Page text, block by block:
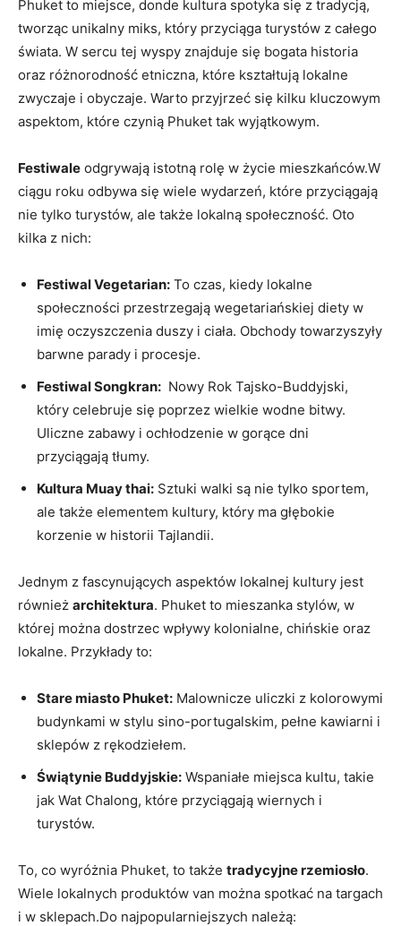
Phuket to miejsce, donde kultura⁣ spotyka się z ‍tradycją,
tworząc unikalny‍ miks, który przyciąga turystów ⁣z całego
świata. W​ sercu tej wyspy znajduje⁤ się ‌bogata‍ historia
oraz różnorodność etniczna, które kształtują lokalne
⁤zwyczaje i obyczaje.⁤ Warto przyjrzeć⁣ się kilku kluczowym
aspektom, które ‍czynią Phuket tak wyjątkowym.
Festiwale ‌odgrywają istotną rolę w życie mieszkańców.W
⁣ciągu⁢ roku odbywa ⁢się wiele wydarzeń, które ⁤przyciągają
⁣nie ⁣tylko ‍turystów, ⁢ale⁢ także lokalną społeczność. Oto
kilka z nich:
Festiwal Vegetarian: To czas, kiedy⁤ lokalne
społeczności ​przestrzegają‍ wegetariańskiej diety w
imię oczyszczenia duszy ⁣i ciała. Obchody towarzyszyły
barwne parady‍ i ‍procesje.
Festiwal Songkran: ⁣ Nowy Rok Tajsko-Buddyjski,
który‌ celebruje‌ się poprzez⁢ wielkie​ wodne bitwy.
Uliczne‌ zabawy i ochłodzenie w gorące ​dni‌
przyciągają tłumy.
Kultura Muay thai: Sztuki walki są​ nie⁣ tylko sportem,
ale także‍ elementem kultury, który ma głębokie
korzenie w historii Tajlandii.
Jednym z fascynujących ⁣aspektów⁤ lokalnej kultury ⁤jest
również architektura. Phuket ⁤to‌ mieszanka ​stylów, ‍w
której można ⁢dostrzec ‍wpływy ⁤kolonialne, chińskie oraz
‍lokalne. Przykłady ⁣to:
Stare miasto Phuket: Malownicze⁤ uliczki z kolorowymi
budynkami w ⁤stylu sino-portugalskim, pełne ‌kawiarni i‍
sklepów z rękodziełem.
Świątynie Buddyjskie: Wspaniałe miejsca kultu, takie
jak Wat Chalong, które ​przyciągają wiernych i
⁢turystów.
To, co wyróżnia Phuket, to także tradycyjne rzemiosło.
‌Wiele lokalnych produktów van można spotkać⁢ na‍ targach
i w ⁤sklepach.Do najpopularniejszych należą: